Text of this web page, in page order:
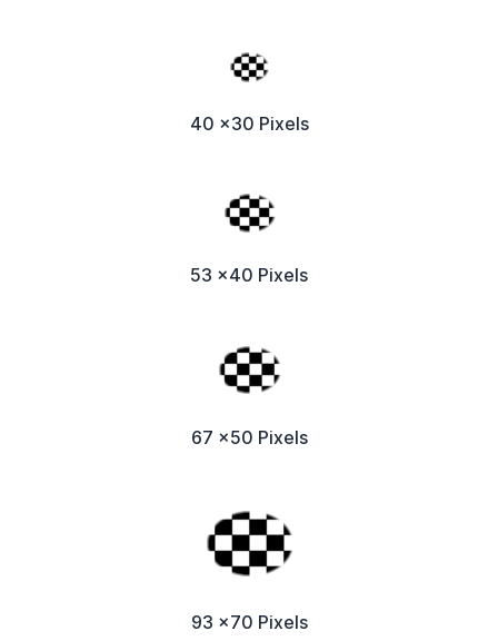
40 x30 Pixels
53 x40 Pixels
67 x50 Pixels
93 x70 Pixels